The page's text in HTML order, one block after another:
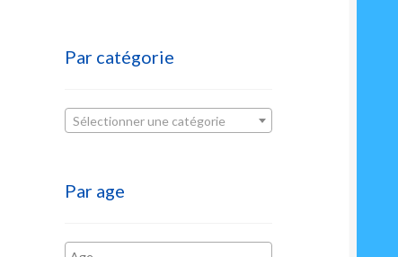
Par catégorie
Sélectionner une catégorie
Par age